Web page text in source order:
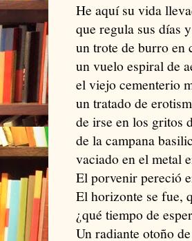
He aquí su vida
que regula sus días
un trote de burro en
un vuelo espiral de
el viejo cementerio
un tratado de
de irse en los gritos
de la campana
vaciado en el metal
El porvenir pereció
El horizonte se fue,
¿qué tiempo de
Un radiante otoño